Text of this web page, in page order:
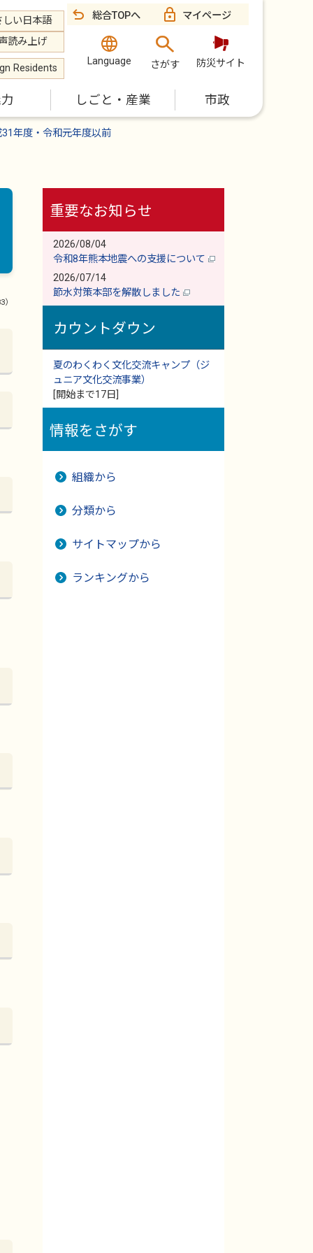
しい日本語
読み上げ
Residents
総合TOPへ マイページ
Language さがす 防災サイト
しごと・産業 市政
年度・令和元年度以前
重要なお知らせ
2026/08/04
令和8年熊本地震への支援について
2026/07/14
節水対策本部を解散しました
カウントダウン
夏のわくわく文化交流キャンプ（ジ
ュニア文化交流事業）
[開始まで17日]
情報をさがす
組織から
分類から
サイトマップから
ランキングから